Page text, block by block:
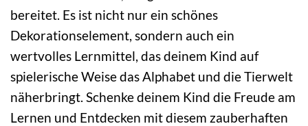
bereitet. Es ist nicht nur ein schönes
Dekorationselement, sondern auch ein
wertvolles Lernmittel, das deinem Kind auf
spielerische Weise das Alphabet und die Tierwelt
näherbringt. Schenke deinem Kind die Freude am
Lernen und Entdecken mit diesem zauberhaften